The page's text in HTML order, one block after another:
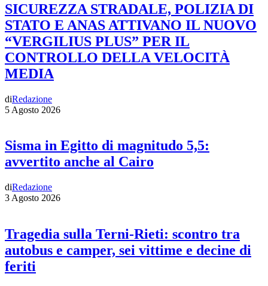
SICUREZZA STRADALE, POLIZIA DI
STATO E ANAS ATTIVANO IL NUOVO
“VERGILIUS PLUS” PER IL
CONTROLLO DELLA VELOCITÀ
MEDIA
diRedazione
5 Agosto 2026
Sisma in Egitto di magnitudo 5,5:
avvertito anche al Cairo
diRedazione
3 Agosto 2026
Tragedia sulla Terni-Rieti: scontro tra
autobus e camper, sei vittime e decine di
feriti